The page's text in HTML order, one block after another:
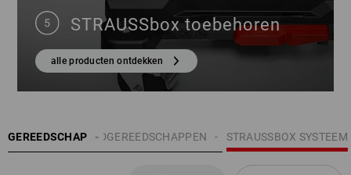
STRAUSSbox toebehoren
alle producten ontdekken
GEREEDSCHAP STRAUSSBOX SYSTEEM
HANDGEREEDSCHAPPEN